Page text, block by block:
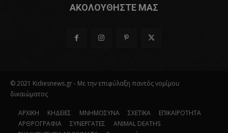
ΑΚΟΛΟΥΘΗΣΤΕ ΜΑΣ
© 2021 Kidiesnews.gr - Με την επιφύλαξη παντός νομίμου
δικαιώματος
ΑΡΧΙΚΗ ΚΗΔΕΙΕΣ ΜΝΗΜΟΣΥΝΑ ΣΧΕΤΙΚΑ
ΕΠΙΚΑΙΡΟΤΗΤΑ
ΑΡΘΡΟΓΡΑΦΙΑ
ΣΥΝΕΡΓΑΤΕΣ
ANIMAL DEATHS